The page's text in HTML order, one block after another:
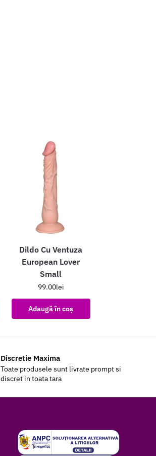
Dildo Cu Ventuza
European Lover
Small
99.00lei
Adaugă în coș
Discretie Maxima
Toate produsele sunt livrate prompt si
discret in toata tara